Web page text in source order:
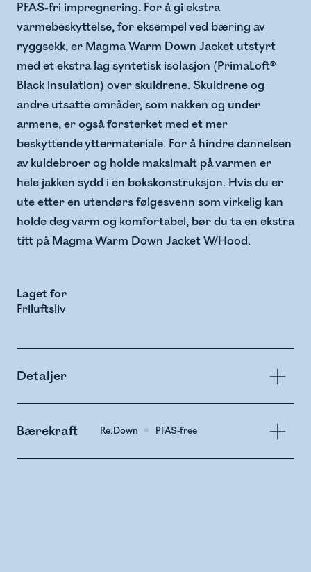
PFAS-fri impregnering. For å gi ekstra
varmebeskyttelse, for eksempel ved bæring av
ryggsekk, er Magma Warm Down Jacket utstyrt
med et ekstra lag syntetisk isolasjon (PrimaLoft®
Black insulation) over skuldrene. Skuldrene og
andre utsatte områder, som nakken og under
armene, er også forsterket med et mer
beskyttende yttermateriale. For å hindre dannelsen
av kuldebroer og holde maksimalt på varmen er
hele jakken sydd i en bokskonstruksjon. Hvis du er
ute etter en utendørs følgesvenn som virkelig kan
holde deg varm og komfortabel, bør du ta en ekstra
titt på Magma Warm Down Jacket W/Hood.
Laget for
Friluftsliv
Detaljer
Bærekraft Re:Down PFAS-free